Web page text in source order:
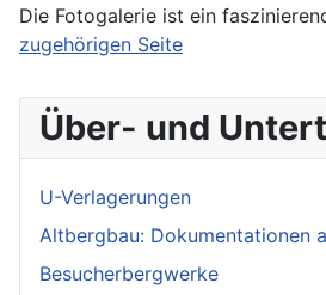
Die Fotogalerie ist ein
zugehörigen Seite
Über- und
U-Verlagerungen
Altbergbau: Dokumentationen
Besucherbergwerke